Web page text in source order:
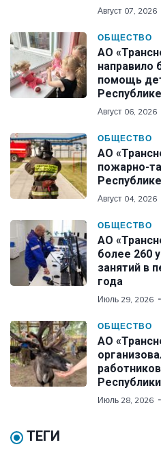
Август 07, 2026
ОБЩЕСТВО
АО
направило
помощь
Август 06, 2026
ОБЩЕСТВО
АО
пожарно-
Август 04, 2026
ОБЩЕСТВО
АО
более 260
занятий в
года
Июль 29, 2026
ОБЩЕСТВО
АО
Июль 28, 2026
ТЕГИ